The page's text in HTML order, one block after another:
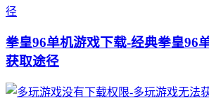
拳皇96单机游戏下载-经典拳皇96
获取途径